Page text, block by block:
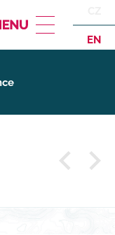
EN